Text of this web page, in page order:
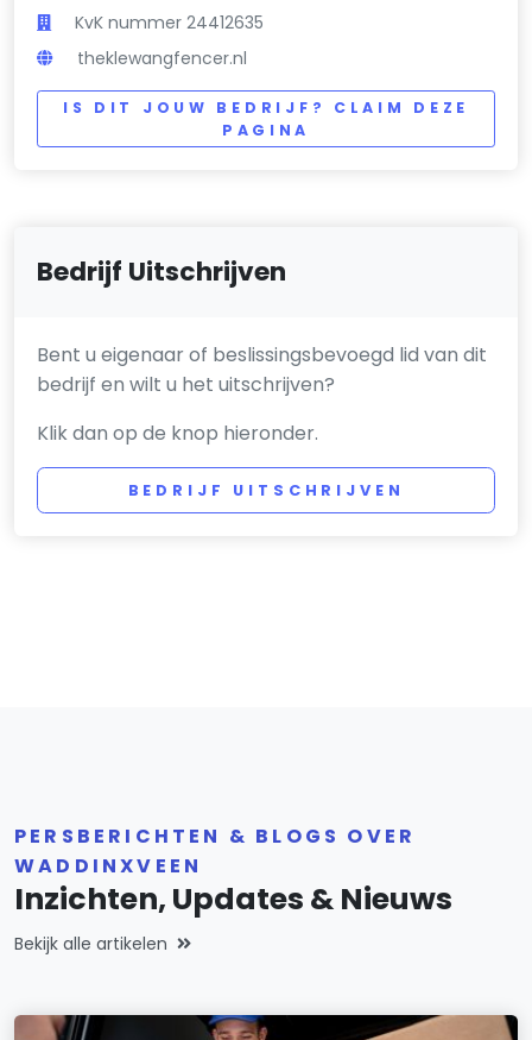
KvK nummer 24412635
theklewangfencer.nl
IS DIT JOUW BEDRIJF? CLAIM DEZE
PAGINA
Bedrijf Uitschrijven
Bent u eigenaar of beslissingsbevoegd lid van dit
bedrijf en wilt u het uitschrijven?
Klik dan op de knop hieronder.
BEDRIJF UITSCHRIJVEN
PERSBERICHTEN & BLOGS OVER
WADDINXVEEN
Inzichten, Updates & Nieuws
Bekijk alle artikelen